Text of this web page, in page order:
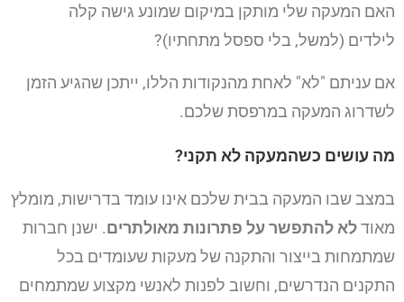
האם המעקה שלי מותקן במיקום שמונע גישה קלה
לילדים (למשל, בלי ספסל מתחתיו)?
אם עניתם "לא" לאחת מהנקודות הללו, ייתכן שהגיע הזמן
לשדרוג המעקה במרפסת שלכם.
מה עושים כשהמעקה לא תקני?
במצב שבו המעקה בבית שלכם אינו עומד בדרישות, מומלץ
מאודלא להתפשר על פתרונות מאולתרים. ישנן חברות
שמתמחות בייצור והתקנה של מעקות שעומדים בכל
התקנים הנדרשים, וחשוב לפנות לאנשי מקצוע שמתמחים